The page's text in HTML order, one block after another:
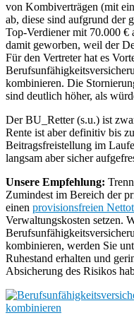
von Kombiverträgen (mit
ab, diese sind aufgrund der
Top-Verdiener mit 70.000 €
damit geworben, weil der
Für den Vertreter hat es
kombinieren. Die
sind deutlich höher, als
Der BU_Retter (s.u.) ist
Rente ist aber definitiv bis
Beitragsfreistellung im
langsam aber sicher
Unsere Empfehlung:
Zumindest im Bereich der
einen provisionsfreien
Verwaltungskosten setzen.
kombinieren, werden Sie
Ruhestand erhalten und
Absicherung des Risikos